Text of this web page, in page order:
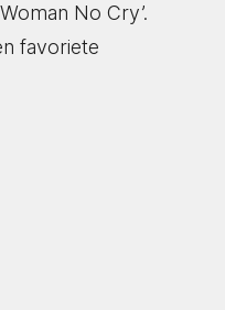
No Cry’.
favoriete